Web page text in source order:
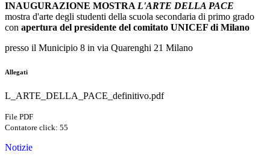
INAUGURAZIONE MOSTRA L'ARTE DELLA PACE
mostra d'arte degli studenti della scuola secondaria di primo grado
con apertura del presidente del comitato UNICEF di Milano
presso il Municipio 8 in via Quarenghi 21 Milano
Allegati
L_ARTE_DELLA_PACE_definitivo.pdf
File PDF
Contatore click: 55
Notizie